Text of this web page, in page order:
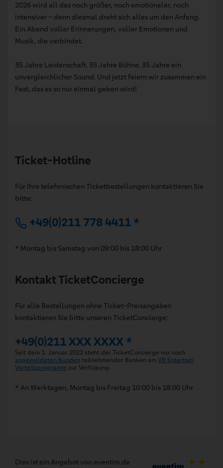
2026 wird all das noch größer, noch emotionaler, noch
intensiver – denn diesmal dreht sich alles um den Anfang.
Ein Abend voller Erinnerungen, voller Emotionen und
Musik, die verbindet.
35 Jahre Leidenschaft. 35 Jahre Bühne. 35 Jahre ein
unvergleichlicher Sound. Und jetzt feiern wir zusammen ein
Fest, das es so nur einmal geben wird!
Ticket-Hotline
Für Ihre telefonischen Ticketbestellungen kontaktieren Sie
bitte:
+49(0)211 778 4411 *
* Montag bis Samstag von 09:00 bis 18:00 Uhr
Kontakt TicketConcierge
Für alle Bestellungen ohne Ticket-Preisangaben
kontaktieren Sie bitte unseren TicketConcierge:
+49(0)211 XXX XXXX *
Seit dem 1. Januar 2022 steht der TicketConcierge nur noch
angemeldeten Kunden teilnehmender Banken am VR Entertain
Vorteilsprogramm zur Verfügung.
* An Werktagen, Montag bis Freitag 10:00 bis 18:00 Uhr
Dies ist ein Angebot von eventim.de